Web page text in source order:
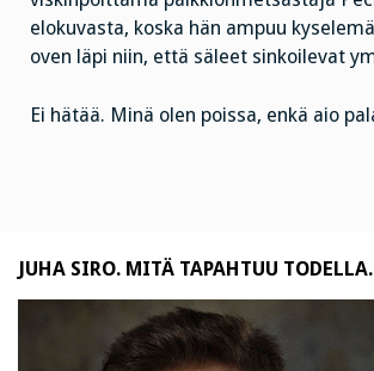
elokuvasta, koska hän ampuu
oven läpi niin, että säleet sinkoilevat
Ei hätää. Minä olen poissa, enkä aio
JUHA SIRO. MITÄ TAPAHTUU TODELLA.